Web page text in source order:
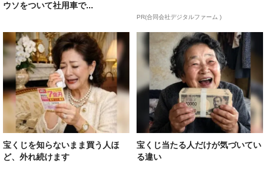
ウソをついて社用車で...
PR(合同会社デジタルファーム )
宝くじを知らないまま買う人ほ
ど、外れ続けます
宝くじ当たる人だけが気づいてい
る違い